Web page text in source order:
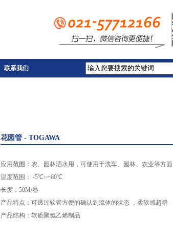
联系我们
花园管 - TOGAWA
应用范围：农、园林洒水用，可使用于洗车、园林、农业等方面
温度范围： -5℃~+60℃
长度：50M/卷
产品特点：可透过软管方便的确认到流体的状态 ，柔软感超群
产品结构：软质聚氯乙烯制品